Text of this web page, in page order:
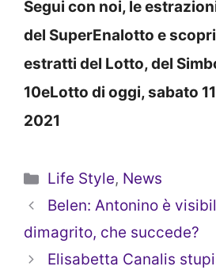
Segui con noi, le
del SuperEnalotto e
estratti del Lotto, del
10eLotto di oggi, sabato
2021
Categorie
Life Style, News
Belen: Antonino è
dimagrito, che succede?
Elisabetta Canalis